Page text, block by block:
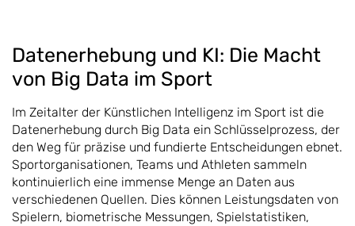
Datenerhebung und KI: Die Macht
von Big Data im Sport
Im Zeitalter der Künstlichen Intelligenz im Sport ist die
Datenerhebung durch Big Data ein Schlüsselprozess, der
den Weg für präzise und fundierte Entscheidungen ebnet.
Sportorganisationen, Teams und Athleten sammeln
kontinuierlich eine immense Menge an Daten aus
verschiedenen Quellen. Dies können Leistungsdaten von
Spielern, biometrische Messungen, Spielstatistiken,